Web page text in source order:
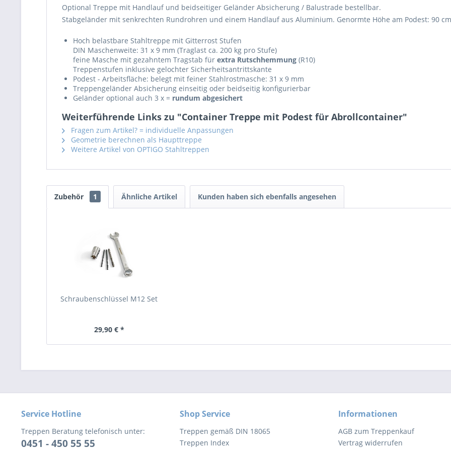
Optional Treppe mit Handlauf und beidseitiger Geländer Absicherung / Balustrade bestellbar.
Stabgeländer mit senkrechten Rundrohren und einem Handlauf aus Aluminium. Genormte Höhe am Podest: 90
Hoch belastbare Stahltreppe mit Gitterrost Stufen
DIN Maschenweite: 31 x 9 mm (Traglast ca. 200 kg pro Stufe)
feine Masche mit gezahntem Tragstab für extra Rutschhemmung (R10)
Treppenstufen inklusive gelochter Sicherheitsantrittskante
Podest - Arbeitsfläche: belegt mit feiner Stahlrostmasche: 31 x 9 mm
Treppengeländer Absicherung einseitig oder beidseitig konfigurierbar
Geländer optional auch 3 x = rundum abgesichert
Weiterführende Links zu "Container Treppe mit Podest für Abrollcontainer"
Fragen zum Artikel? = individuelle Anpassungen
Geometrie berechnen als Haupttreppe
Weitere Artikel von OPTIGO Stahltreppen
Zubehör 1 Ähnliche Artikel Kunden haben sich ebenfalls angesehen
Schraubenschlüssel M12 Set
29,90 € *
Service Hotline
Treppen Beratung telefonisch unter:
0451 - 450 55 55
Shop Service
Treppen gemäß DIN 18065
Treppen Index
Informationen
AGB zum Treppenkauf
Vertrag widerrufen